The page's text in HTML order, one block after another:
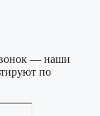
— наши
по